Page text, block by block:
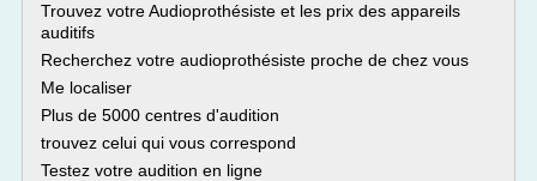
Trouvez votre Audioprothésiste et les prix des appareils
auditifs
Recherchez votre audioprothésiste proche de chez vous
Me localiser
Plus de 5000 centres d'audition
trouvez celui qui vous correspond
Testez votre audition en ligne